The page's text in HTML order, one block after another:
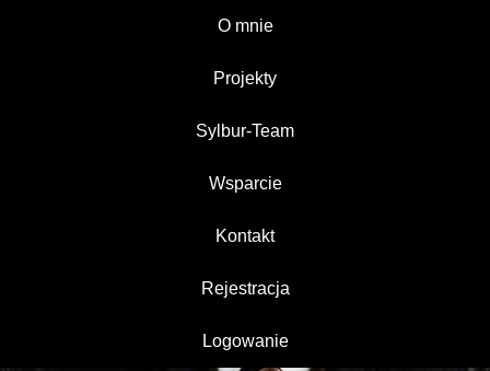
O mnie
Projekty
Sylbur-Team
Wsparcie
Kontakt
Rejestracja
Logowanie